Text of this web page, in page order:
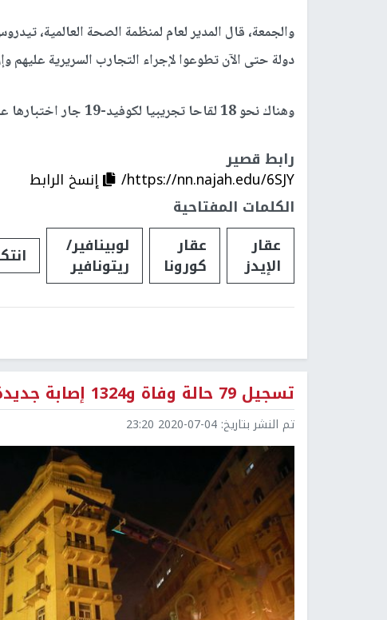
دولة حتى الآن تطوعوا لإجراء التجارب السريرية
وهناك نحو 18 لقاحا تجريبيا لكوفيد-19 جار اختبارها على البشر من بين قرابة 150 علاجا يجري تطويرها.
رابط قصير
https://nn.najah.edu/6SJY/
إنسخ الرابط
الكلمات المفتاحية
عقار
الإيدز
عقار
كورونا
لوبينافير/
ريتونافير
تسجيل 79 حالة وفاة و1324 إصابة جديدة بفيروس كورونا في مصر
تم النشر بتاريخ: 2020-07-04 23:20